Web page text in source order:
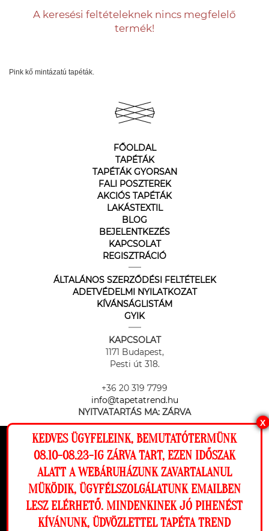
Ez a weboldal cookie-kat használ, hogy a
lehető legjobb élményt nyújtsa honlapunkon.
Beállítások
Elutasítom Engedélyezem
A keresési feltételeknek nincs megfelelő
termék!
Pink kő mintázatú tapéták.
FŐOLDAL
TAPÉTÁK
TAPÉTÁK GYORSAN
FALI POSZTEREK
AKCIÓS TAPÉTÁK
LAKÁSTEXTIL
BLOG
BEJELENTKEZÉS
KAPCSOLAT
REGISZTRÁCIÓ
ÁLTALÁNOS SZERZŐDÉSI FELTÉTELEK
ADETVÉDELMI NYILATKOZAT
KÍVÁNSÁGLISTÁM
GYIK
KAPCSOLAT
1171 Budapest,
Pesti út 318.
+36 20 319 7799
info@tapetatrend.hu
NYITVATARTÁS MA: ZÁRVA
Az online fizetést a Barion Payment Zrt. biztosítja, MNB engedély
száma: H-EN-I-1064/2013
X
KEDVES ÜGYFELEINK, BEMUTATÓTERMÜNK
08.10-08.23-IG ZÁRVA TART, EZEN IDŐSZAK
ALATT A WEBÁRUHÁZUNK ZAVARTALANUL
MÜKÖDIK, ÜGYFÉLSZOLGÁLATUNK EMAILBEN
LESZ ELÉRHETŐ. MINDENKINEK JÓ PIHENÉST
KÍVÁNUNK, ÜDVÖZLETTEL TAPÉTA TREND